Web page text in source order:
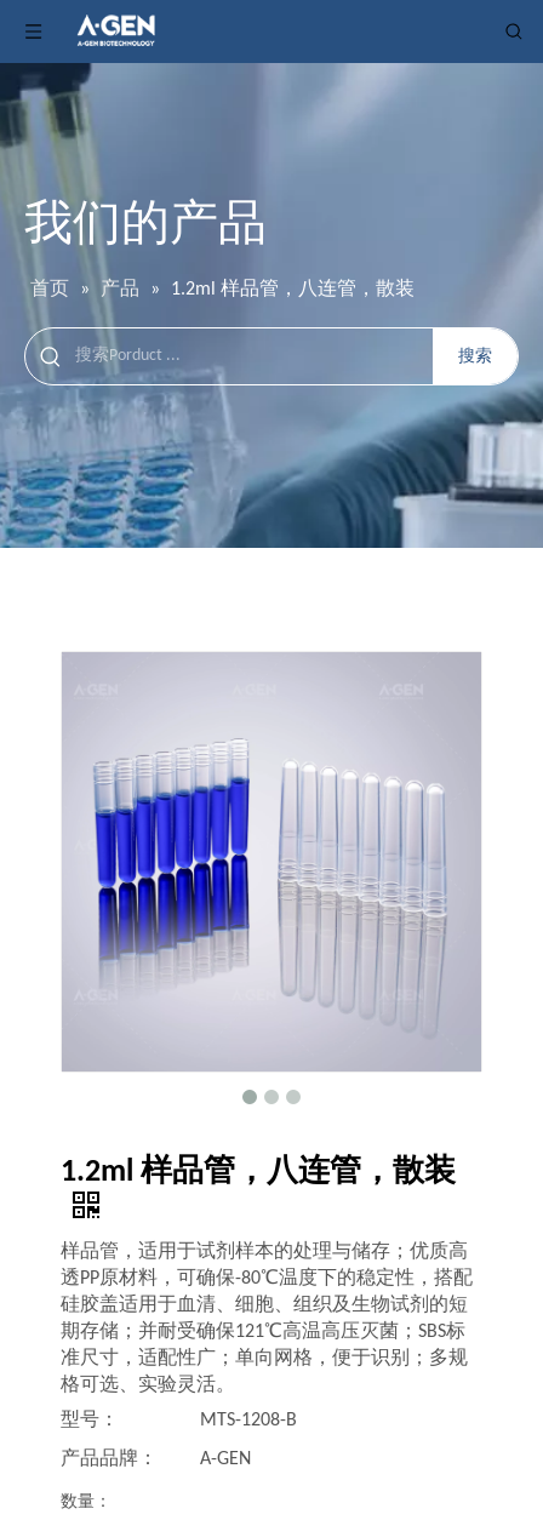
我们的产品
首页 » 产品 » 1.2ml 样品管，八连管，散装
搜索
1.2ml 样品管，八连管，散装
样品管，适用于试剂样本的处理与储存；优质高
透PP原材料，可确保-80℃温度下的稳定性，搭配
硅胶盖适用于血清、细胞、组织及生物试剂的短
期存储；并耐受确保121℃高温高压灭菌；SBS标
准尺寸，适配性广；单向网格，便于识别；多规
格可选、实验灵活。
型号：
MTS-1208-B
产品品牌：
A-GEN
数量：